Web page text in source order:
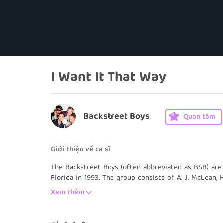
I Want It That Way
Backstreet Boys Quan tâm
Giới thiệu về ca sĩ
The Backstreet Boys (often abbreviated as BSB)
Florida in 1993. The group consists of A. J.
and Brian Littrell.
Xem thêm